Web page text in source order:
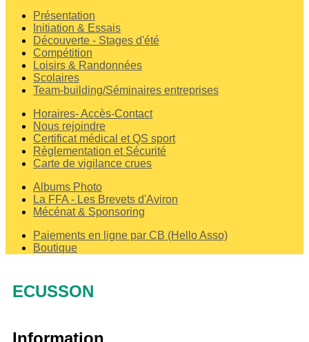
Présentation
Initiation & Essais
Découverte - Stages d'été
Compétition
Loisirs & Randonnées
Scolaires
Team-building/Séminaires entreprises
Horaires- Accès-Contact
Nous rejoindre
Certificat médical et QS sport
Règlementation et Sécurité
Carte de vigilance crues
Albums Photo
La FFA - Les Brevets d'Aviron
Mécénat & Sponsoring
Paiements en ligne par CB (Hello Asso)
Boutique
ECUSSON
Information